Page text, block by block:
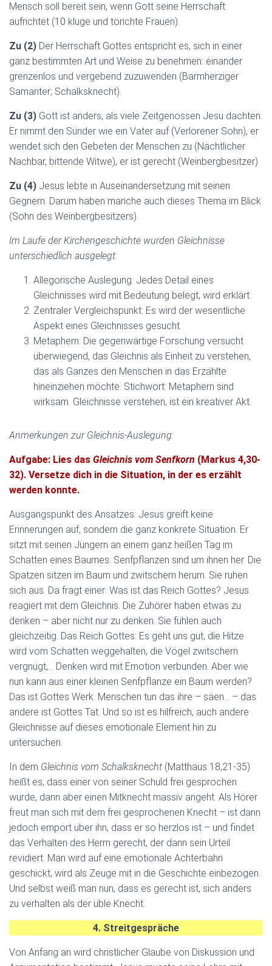
Mensch soll bereit sein, wenn Gott seine Herrschaft
aufrichtet (10 kluge und törichte Frauen).
Zu (2) Der Herrschaft Gottes entspricht es, sich in einer
ganz bestimmten Art und Weise zu benehmen: einander
grenzenlos und vergebend zuzuwenden (Barmherziger
Samariter; Schalksknecht).
Zu (3) Gott ist anders, als viele Zeitgenossen Jesu dachten.
Er nimmt den Sünder wie ein Vater auf (Verlorener Sohn), er
wendet sich den Gebeten der Menschen zu (Nächtlicher
Nachbar, bittende Witwe), er ist gerecht (Weinbergbesitzer).
Zu (4) Jesus lebte in Auseinandersetzung mit seinen
Gegnern. Darum haben manche auch dieses Thema im Blick
(Sohn des Weinbergbesitzers).
Im Laufe der Kirchengeschichte wurden Gleichnisse
unterschiedlich ausgelegt:
Allegorische Auslegung: Jedes Detail eines
Gleichnisses wird mit Bedeutung belegt, wird erklärt.
Zentraler Vergleichspunkt: Es wird der wesentliche
Aspekt eines Gleichnisses gesucht.
Metaphern: Die gegenwärtige Forschung versucht
überwiegend, das Gleichnis als Einheit zu verstehen,
das als Ganzes den Menschen in das Erzählte
hineinziehen möchte. Stichwort: Metaphern sind
wirksam. Gleichnisse verstehen, ist ein kreativer Akt.
Anmerkungen zur Gleichnis-Auslegung:
Aufgabe: Lies das Gleichnis vom Senfkorn (Markus 4,30-
32). Versetze dich in die Situation, in der es erzählt
werden konnte.
Ausgangspunkt des Ansatzes: Jesus greift keine
Erinnerungen auf, sondern die ganz konkrete Situation. Er
sitzt mit seinen Jüngern an einem ganz heißen Tag im
Schatten eines Baumes. Senfpflanzen sind um ihnen her. Die
Spatzen sitzen im Baum und zwitschern herum. Sie ruhen
sich aus. Da fragt einer: Was ist das Reich Gottes? Jesus
reagiert mit dem Gleichnis. Die Zuhörer haben etwas zu
denken – aber nicht nur zu denken. Sie fühlen auch
gleichzeitig. Das Reich Gottes: Es geht uns gut, die Hitze
wird vom Schatten weggehalten, die Vögel zwitschern
vergnügt,… Denken wird mit Emotion verbunden. Aber wie
nun kann aus einer kleinen Senfpflanze ein Baum werden?
Das ist Gottes Werk. Menschen tun das ihre – säen… – das
andere ist Gottes Tat. Und so ist es hilfreich, auch andere
Gleichnisse auf dieses emotionale Element hin zu
untersuchen.
In dem Gleichnis vom Schalksknecht (Matthäus 18,21-35)
heißt es, dass einer von seiner Schuld frei gesprochen
wurde, dann aber einen Mitknecht massiv angeht. Als Hörer
freut man sich mit dem frei gesprochenen Knecht – ist dann
jedoch empört über ihn, dass er so herzlos ist – und findet
das Verhalten des Herrn gerecht, der dann sein Urteil
revidiert. Man wird auf eine emotionale Achterbahn
geschickt, wird als Zeuge mit in die Geschichte einbezogen.
Und selbst weiß man nun, dass es gerecht ist, sich anders
zu verhalten als der üble Knecht.
4. Streitgespräche
Von Anfang an wird christlicher Glaube von Diskussion und